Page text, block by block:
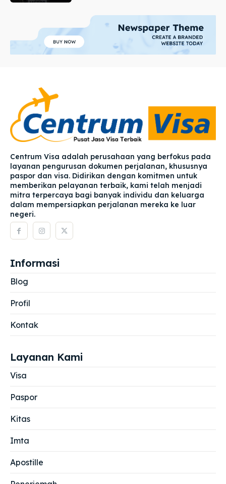
Centrum Visa adalah perusahaan yang berfokus pada
layanan pengurusan dokumen perjalanan, khususnya
paspor dan visa. Didirikan dengan komitmen untuk
memberikan pelayanan terbaik, kami telah menjadi
mitra terpercaya bagi banyak individu dan keluarga
dalam mempersiapkan perjalanan mereka ke luar
negeri.
Informasi
Blog
Profil
Kontak
Layanan Kami
Visa
Paspor
Kitas
Imta
Apostille